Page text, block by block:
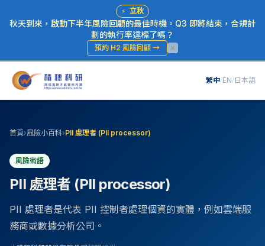
⚡ 立秋
秋天到來，啟動下半年風險回顧的最佳時機。Q3 即將結束，合規計
劃的執行率達標了嗎？
預約 H2 風險回顧 →
繁中/EN/日本語
首頁›風險小百科›PII 處理者 (PII processor)
風險術語
PII 處理者 (PII processor)
PII 處理者是代表 PII 控制者處理個資的實體，例如雲端服
務商或數據分析公司。